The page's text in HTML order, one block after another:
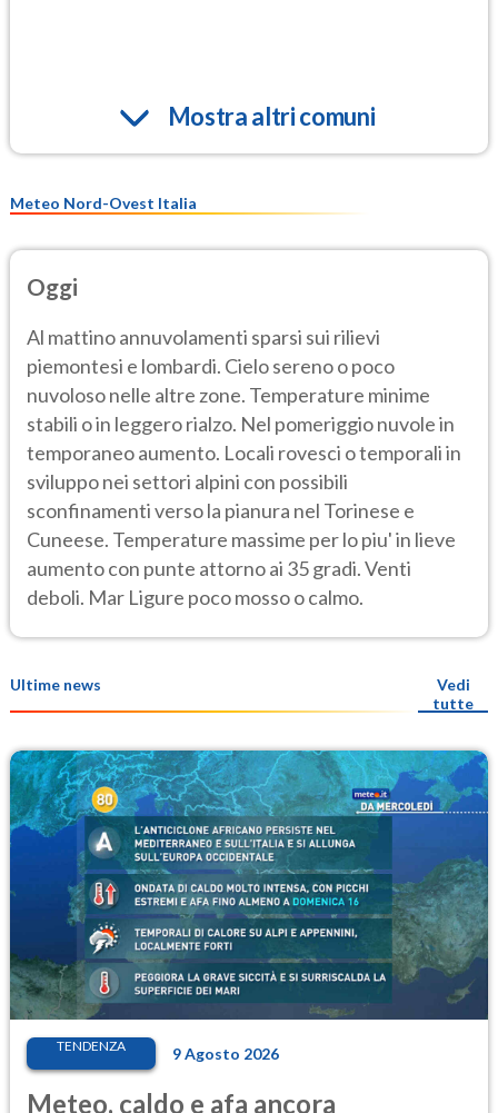
Mostra altri comuni
Meteo Nord-Ovest Italia
Oggi
Al mattino annuvolamenti sparsi sui rilievi
piemontesi e lombardi. Cielo sereno o poco
nuvoloso nelle altre zone. Temperature minime
stabili o in leggero rialzo. Nel pomeriggio nuvole in
temporaneo aumento. Locali rovesci o temporali in
sviluppo nei settori alpini con possibili
sconfinamenti verso la pianura nel Torinese e
Cuneese. Temperature massime per lo piu' in lieve
aumento con punte attorno ai 35 gradi. Venti
deboli. Mar Ligure poco mosso o calmo.
Ultime news
Vedi
tutte
TENDENZA 9 Agosto 2026
Meteo, caldo e afa ancora